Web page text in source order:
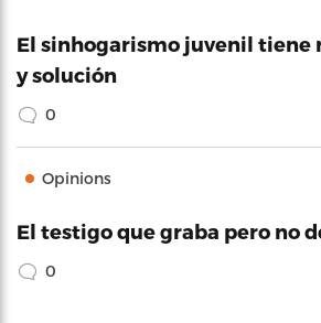
El sinhogarismo juvenil tiene
y solución
0
Opinions
El testigo que graba pero no
0